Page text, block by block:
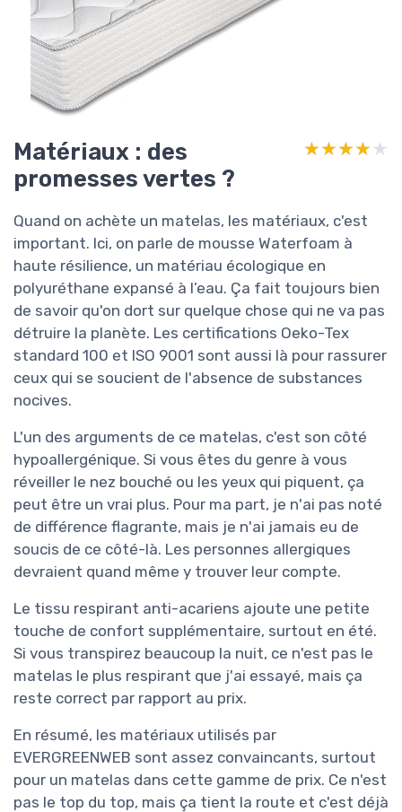
Matériaux : des
promesses vertes ?
★★★★★
★★★★★
Quand on achète un matelas, les matériaux, c'est
important. Ici, on parle de mousse Waterfoam à
haute résilience, un matériau écologique en
polyuréthane expansé à l’eau. Ça fait toujours bien
de savoir qu'on dort sur quelque chose qui ne va pas
détruire la planète. Les certifications Oeko-Tex
standard 100 et ISO 9001 sont aussi là pour rassurer
ceux qui se soucient de l'absence de substances
nocives.
L'un des arguments de ce matelas, c'est son côté
hypoallergénique. Si vous êtes du genre à vous
réveiller le nez bouché ou les yeux qui piquent, ça
peut être un vrai plus. Pour ma part, je n'ai pas noté
de différence flagrante, mais je n'ai jamais eu de
soucis de ce côté-là. Les personnes allergiques
devraient quand même y trouver leur compte.
Le tissu respirant anti-acariens ajoute une petite
touche de confort supplémentaire, surtout en été.
Si vous transpirez beaucoup la nuit, ce n'est pas le
matelas le plus respirant que j'ai essayé, mais ça
reste correct par rapport au prix.
En résumé, les matériaux utilisés par
EVERGREENWEB sont assez convaincants, surtout
pour un matelas dans cette gamme de prix. Ce n'est
pas le top du top, mais ça tient la route et c'est déjà